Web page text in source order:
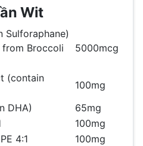
Wit
Sulforaphane)
from Broccoli
5000mcg
(contain
100mg
DHA)
65mg
100mg
4:1
100mg